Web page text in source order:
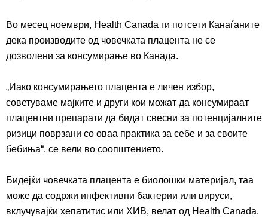
Во месец ноември, Health Canada ги потсети Канаѓаните
дека производите од човечката плацента не се
дозволени за консумирање во Канада.
„Иако консумирањето плацента е личен избор,
советуваме мајките и други кои можат да консумираат
плацентни препарати да бидат свесни за потенцијалните
ризици поврзани со оваа практика за себе и за своите
бебиња“, се вели во соопштението.
Бидејќи човечката плацента е биолошки материјал, таа
може да содржи инфективни бактерии или вируси,
вклучувајќи хепатитис или ХИВ, велат од Health Canada.